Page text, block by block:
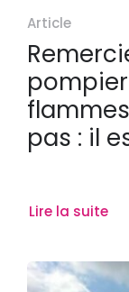
Article
pas : il
Lire la suite